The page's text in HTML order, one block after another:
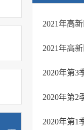
2021年高
2021年高
2020年第3
2020年第2
2020年第1